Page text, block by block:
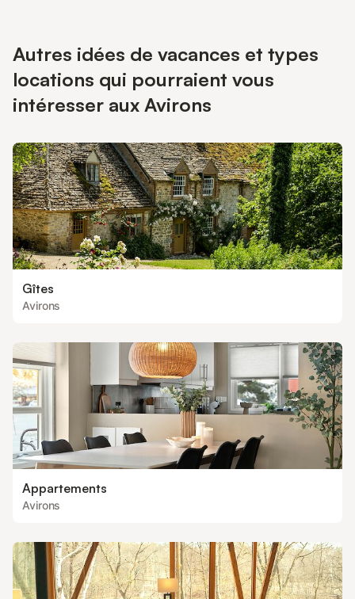
Autres idées de vacances et types
locations qui pourraient vous
intéresser aux Avirons
Gîtes
Avirons
Appartements
Avirons